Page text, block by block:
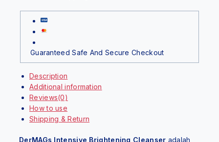
Guaranteed Safe And Secure Checkout
Description
Additional information
Reviews(0)
How to use
Shipping & Return
DerMAGs Intensive Brightening Cleanser adalah